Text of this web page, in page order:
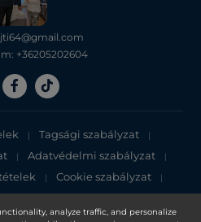
analyze traffic, and personalize
+36205202604
| Tagsági szabályzat |
| Adatvédelmi szabályzat |
| Cookie szabályzat |
tájékoztató